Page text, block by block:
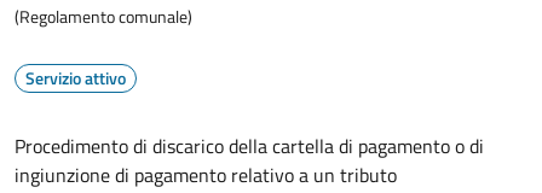
(Regolamento comunale)
Servizio attivo
Procedimento di discarico della cartella di pagamento o di
ingiunzione di pagamento relativo a un tributo